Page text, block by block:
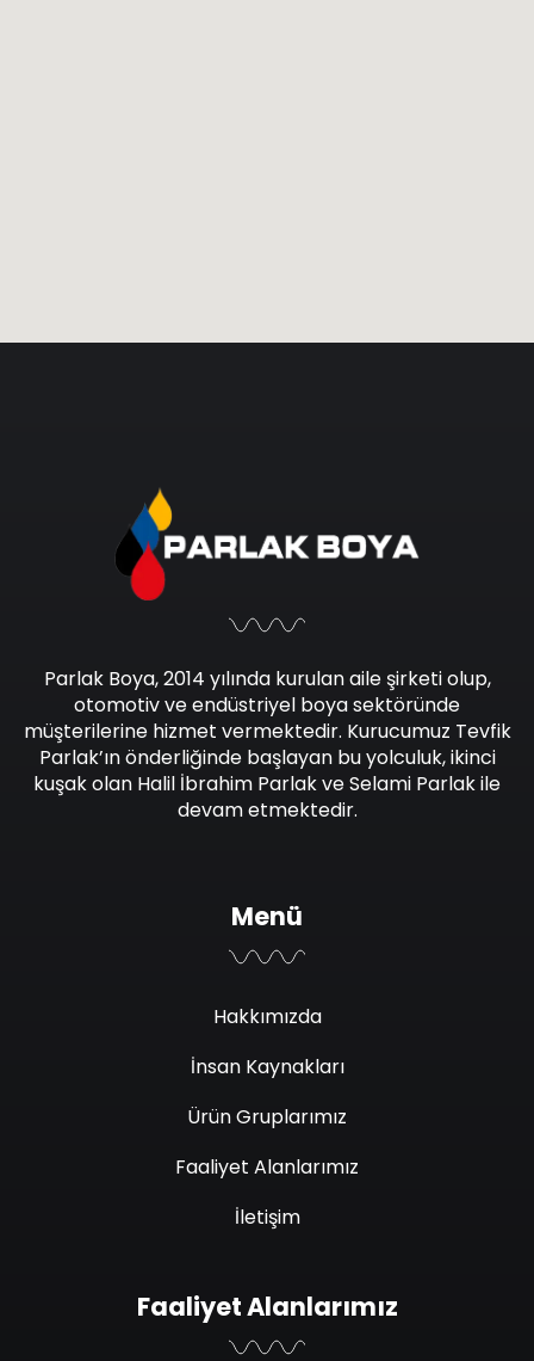
Parlak Boya, 2014 yılında kurulan aile şirketi olup,
otomotiv ve endüstriyel boya sektöründe
müşterilerine hizmet vermektedir. Kurucumuz Tevfik
Parlak’ın önderliğinde başlayan bu yolculuk, ikinci
kuşak olan Halil İbrahim Parlak ve Selami Parlak ile
devam etmektedir.
Menü
Hakkımızda
İnsan Kaynakları
Ürün Gruplarımız
Faaliyet Alanlarımız
İletişim
Faaliyet Alanlarımız